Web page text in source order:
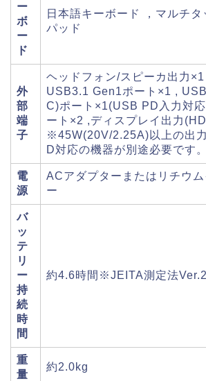
ー
ボ
ー
ド
日本語キーボード ，マルチタ
パッド
外
部
端
子
ヘッドフォン/スピーカ出力
USB3.1 Gen1ポート×1 ,
C)ポート×1(USB PD入力対
ート×2 ,ディスプレイ出力
※45W(20V/2.25A)以上の出
D対応の機器が別途必要です。
電
源
ACアダプターまたはリチウム
ー
バ
ッ
テ
リ
ー
持
続
時
間
約4.6時間※JEITA測定法
重
量
約2.0kg